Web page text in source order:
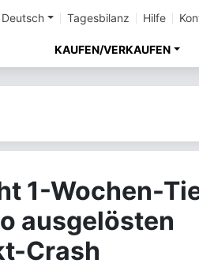
Deutsch Tagesbilanz Hilfe
KAUFEN/VERKAUFEN
1-Wochen-
ausgelösten
Crash